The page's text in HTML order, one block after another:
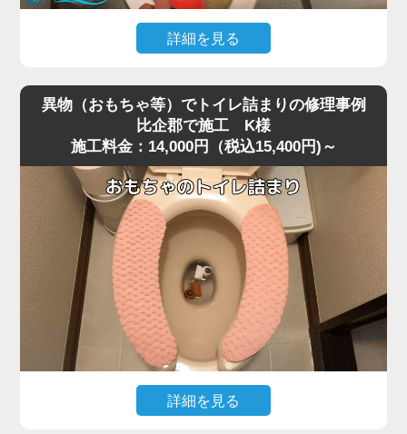
め、便器を一度取り外して内部の閉塞箇所に直接アクセス
する方法を選択しました。
便器を脱着し、排水路の奥を確認すると、大きく膨れた猫
位置で塞いでいました。
固まりを丁寧に除去し、排水管内部も確認したうえで通水
テストを実施すると、問題なく排水が流れる状態に戻りま
した。
作業後、お客様には「流せると書かれている猫砂でも、実
際には詰まりやすい」「トイレに流さずゴミとして処理す
る方が安全」といった再発防止のポイントをお伝えしまし
猫砂の詰まりは便器内部の奥で固まるケースが多く、便器
脱着が必要になる重度詰まりとして非常に多いトラブルで
詳細を見る
流したところ水位がみるみる上昇し、まったく流れなくな
ったというご相談がありました。
現場に伺って状況を確認すると、便器の奥で胃内容物と食
べカスが固まり、節水型トイレ特有の弱い排水圧では奥へ
流れきらず、S字奥で完全に滞留している状態でした。
こうした嘔吐物の詰まりは表面では見えず、内部の奥深く
で団子状になって固まるため、ラバーカップではほとんど
動かないことが多いです。
今回のケースは比企郡の住宅で、排水管の角度が少し急だ
ったことも影響して詰まりが強固になっていました。
改善には業務用の高圧ポンプを使用し、便器内部の閉塞部
分に向けて圧力を段階的に加えて作業を実施しました。
急激な圧力は逆流を招くため負荷を確認しながら慎重に加
圧すると、数回の作業で固まった嘔吐物が崩れ、排水路の
奥へとスムーズに押し流されて通水が回復しました。
異物（おもちゃ等）でトイレ詰まりの修理事例
比企郡で施工 K様
施工料金：14,000円（税込15,400円)～
詳細を見る